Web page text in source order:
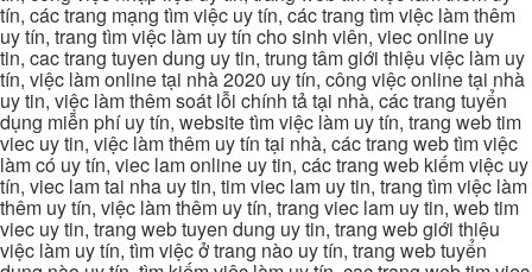
tín, các trang mạng tìm việc uy tín, các trang tìm việc làm thêm
uy tín, trang tìm việc làm uy tín cho sinh viên, viec online uy
tin, cac trang tuyen dung uy tin, trung tâm giới thiệu việc làm uy
tín, việc làm online tại nhà 2020 uy tín, công việc online tại nhà
uy tin, việc làm thêm soát lỗi chính tả tại nhà, các trang tuyển
dụng miễn phí uy tín, website tìm việc làm uy tín, trang web tim
viec uy tin, việc làm thêm uy tín tại nhà, các trang web tìm việc
làm có uy tín, viec lam online uy tin, các trang web kiếm việc uy
tín, viec lam tai nha uy tin, tim viec lam uy tin, trang tìm việc làm
thêm uy tín, việc làm thêm uy tín, trang viec lam uy tin, web tim
viec uy tin, trang web tuyen dung uy tin, trang web giới thiệu
việc làm uy tín, tìm việc ở trang nào uy tín, trang web tuyển